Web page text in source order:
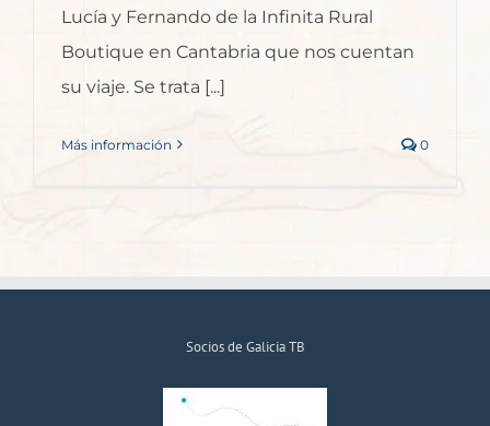
Lucía y Fernando de la Infinita Rural
Boutique en Cantabria que nos cuentan
su viaje. Se trata [...]
Más información 0
Socios de Galicia TB